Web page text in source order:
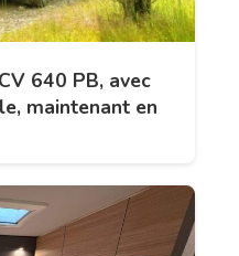
640 PB, avec
maintenant en